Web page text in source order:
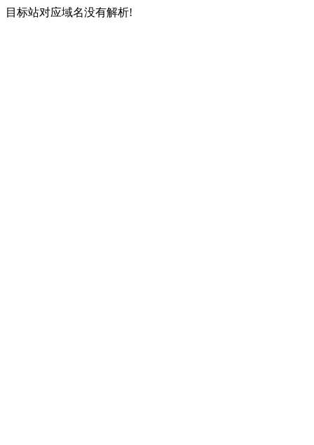
目标站对应域名没有解析!